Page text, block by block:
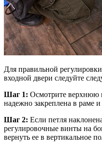
Для правильной
входной двери следуйте
Шаг 1: Осмотрите верхнюю
надежно закреплена в раме
Шаг 2: Если петля
регулировочные винты на
вернуть ее в вертикальное